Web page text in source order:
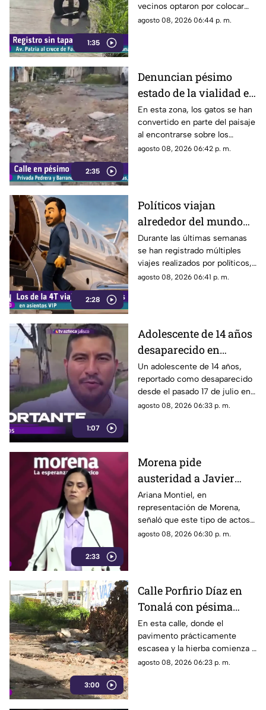
1:35
vecinos optaron por colocar
una llanta como señalamiento
agosto 08, 2026 06:44 p. m.
2:35
Denuncian pésimo
estado de la vialidad en
Privada Pedrera y
Barrancones
En esta zona, los gatos se han
convertido en parte del paisaje
al encontrarse sobre los
techos y las puertas de las
agosto 08, 2026 06:42 p. m.
2:28
Políticos viajan
alrededor del mundo
sin ninguna
preocupación
Durante las últimas semanas
se han registrado múltiples
viajes realizados por políticos,
sin que hasta el momento
elevado gasto que han
generado.
agosto 08, 2026 06:41 p. m.
1:07
Adolescente de 14 años
desaparecido en
Tlaquepaque es
trasladado a Jalisco
tras ser localizado en
Michoacán
Un adolescente de 14 años,
reportado como desaparecido
desde el pasado 17 de julio en
Tlaquepaque, fue localizado
agosto 08, 2026 06:33 p. m.
2:33
Morena pide
austeridad a Javier
May, pero el ejemplo
parece faltar en casa
Ariana Montiel, en
representación de Morena,
señaló que este tipo de actos y
el gasto de recursos
austeridad establecidos por el
partido.
agosto 08, 2026 06:30 p. m.
3:00
Calle Porfirio Díaz en
Tonalá con pésima
vialidad y basura por
todas partes
En esta calle, donde el
pavimento prácticamente
escasea y la hierba comienza a
ganar terreno, los vecinos
agosto 08, 2026 06:23 p. m.